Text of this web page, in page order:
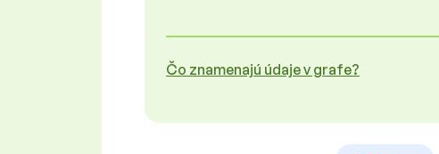
Čo znamenajú údaje v grafe?